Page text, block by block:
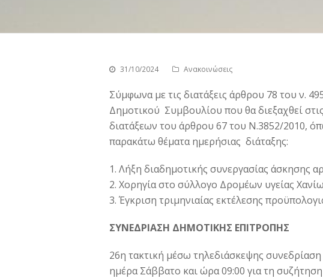
31/10/2024 Ανακοινώσεις
Σύμφωνα με τις διατάξεις άρθρου 78 του ν.
Δημοτικού Συμβουλίου που θα διεξαχθεί
διατάξεων του άρθρου 67 του Ν.3852/2010,
παρακάτω θέματα ημερήσιας διάταξης:
1. Λήξη διαδημοτικής συνεργασίας άσκησης
2. Χορηγία στο σύλλογο Δρομέων υγείας
3. Έγκριση τριμηνιαίας εκτέλεσης
ΣΥΝΕΔΡΙΑΣΗ ΔΗΜΟΤΙΚΗΣ ΕΠΙΤΡΟΠΗΣ
26η τακτική μέσω τηλεδιάσκεψης
ημέρα Σάββατο και ώρα 09:00 για τη